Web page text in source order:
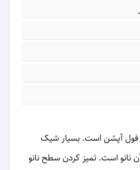
کلید است و فول آپشن است. بسیار شیک
است. تمیز کردن سطح نانو